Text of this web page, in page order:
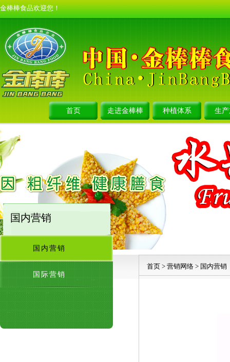
金棒棒食品欢迎您！
首页 走进金棒棒 种植体系 生
国内营销
国内营销
国际营销
首页 > 营销网络 > 国内营销